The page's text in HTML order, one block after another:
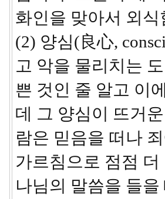
화인을 맞아서 외
(2) 양심(良心,
고 악을 물리치는
쁜 것인 줄 알고 이
데 그 양심이 뜨거
람은 믿음을 떠나
가르침으로 점점
나님의 말씀을 들